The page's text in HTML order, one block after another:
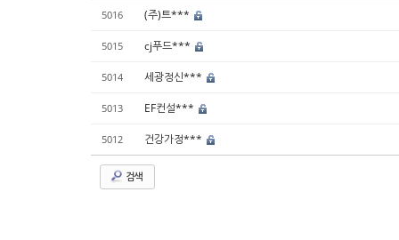
5016 (주)트***
5015 cj푸드***
5014 세광정신***
5013 EF컨설***
5012 건강가정***
검색